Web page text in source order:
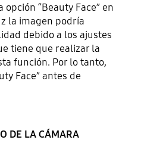
“Beauty Face” en
la imagen podría
debido a los ajustes
tiene que realizar la
función. Por lo tanto,
Face” antes de
DE LA CÁMARA